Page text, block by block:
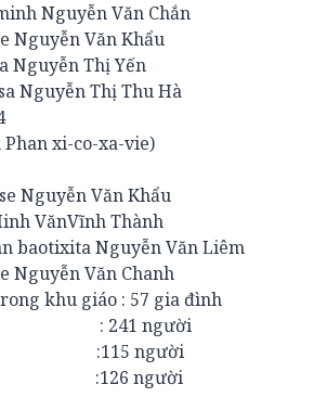
Nguyễn Văn Chắn
Văn Khẩu
Thị Yến
Nguyễn Thị Thu Hà
xi-co-xa-vie)
Nguyễn Văn Khẩu
VănVĩnh Thành
Nguyễn Văn Liêm
Văn Chanh
khu giáo : 57 gia đình
: 241 người
người
người